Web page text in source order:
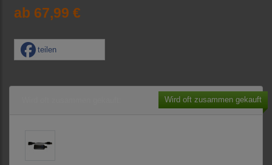
ab 67,99 €
teilen
Wird oft zusammen gekauft